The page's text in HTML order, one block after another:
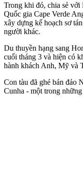
Trong khi đó, chia sẻ với
Quốc gia Cape Verde
xây dựng kế hoạch sơ
người khác.
Du thuyền hạng sang
cuối tháng 3 và hiện có
hành khách Anh, Mỹ và
Con tàu đã ghé bán đảo
Cunha - một trong